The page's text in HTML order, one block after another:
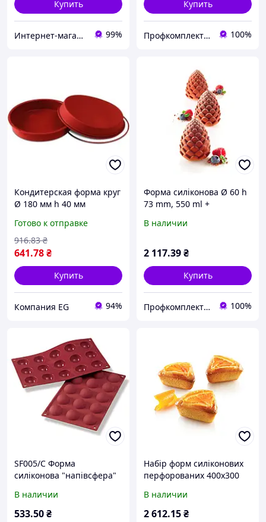
Купить
Интернет-магазин "TUDOM" 99%
Купить
Профкомплект - Сервис 100%
Кондитерская форма круг
Ø 180 мм h 40 мм
Готово к отправке
641.78₴
916.83 ₴
Купить
Компания EG 94%
Форма силіконова Ø 60 h
73 mm, 550 ml +
В наличии
2 117.39₴
Купить
Профкомплект - Сервис 100%
SF005/C Форма
силіконова "напівсфера"
В наличии
533.50₴
Набір форм силіконових
перфорованих 400х300
60х60х60 h2
В наличии
2 612.15₴